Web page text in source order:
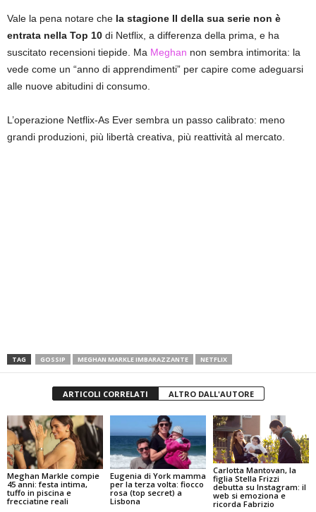
Vale la pena notare che la stagione II della sua serie non è
entrata nella Top 10 di Netflix, a differenza della prima, e ha
suscitato recensioni tiepide. Ma Meghan non sembra intimorita: la
vede come un “anno di apprendimenti” per capire come adeguarsi
alle nuove abitudini di consumo.
L’operazione Netflix-As Ever sembra un passo calibrato: meno
grandi produzioni, più libertà creativa, più reattività al mercato.
TAG GOSSIP MEGHAN MARKLE IMBARAZZANTE NETFLIX
ARTICOLI CORRELATI ALTRO DALL'AUTORE
Meghan Markle compie
45 anni: festa intima,
tuffo in piscina e
frecciatine reali
Eugenia di York mamma
per la terza volta: fiocco
rosa (top secret) a
Lisbona
Carlotta Mantovan, la
figlia Stella Frizzi
debutta su Instagram: il
web si emoziona e
ricorda Fabrizio